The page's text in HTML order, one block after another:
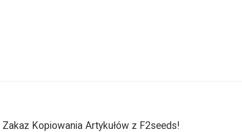
Zakaz Kopiowania Artykułów z F2seeds!